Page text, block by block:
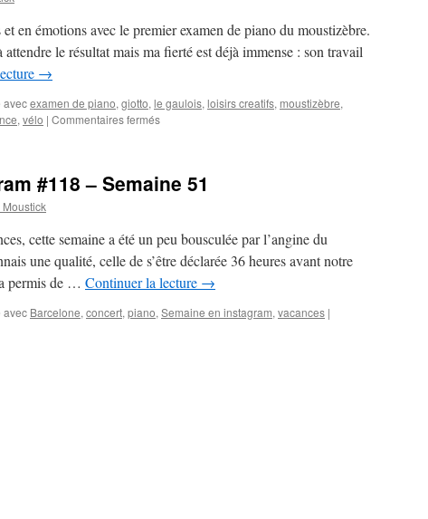
en émotions avec le premier examen de piano du moustizèbre.
le résultat mais ma fierté est déjà immense : son travail
→
avecexamen de piano, giotto, le gaulois, loisirs creatifs, moustizèbre,
, vélo | Commentaires fermés
instagram
Semaine
24
#118 – Semaine 51
cette semaine a été un peu bousculée par l’angine du
une qualité, celle de s’être déclarée 36 heures avant notre
permis de … Continuer la lecture →
avec Barcelone, concert, piano, Semaine en instagram, vacances |